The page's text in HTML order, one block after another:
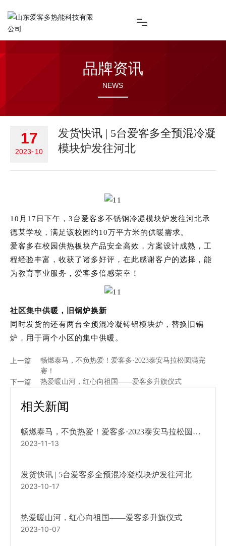
产品中心
加入爱客多
Россия
品牌资讯
NEWS
17
2023- 10
发货快讯 | 5台爱客多全预混冷凝
模块炉发往河北
10月17日下午，3台爱客多不锈钢冷凝模块炉发往河北承
德某学校，满足该校园约10万平方米的供暖需求。
爱客多在校园供热板块产品安全高效，方案设计成熟，工
程经验丰富，收获了诸多好评，在此感谢客户的选择，能
为教育事业服务，爱客多倍感荣幸！
社区集中供暖，旧锅炉换新
同时发货的还有两台全预混冷凝铸铝模块炉，替换旧锅
炉，用于两个小区的集中供暖。
上一篇
畅燃泰马，不负热爱！爱客多·2023泰安马拉松圆满完
赛！
下一篇 热爱暖山河，红心向祖国——爱客多升旗仪式
相关新闻
畅燃泰马，不负热爱！爱客多·2023泰安马拉松圆满
完赛！
2023-11-13
发货快讯 | 5台爱客多全预混冷凝模块炉发往河北
2023-10-17
热爱暖山河，红心向祖国——爱客多升旗仪式
2023-10-07